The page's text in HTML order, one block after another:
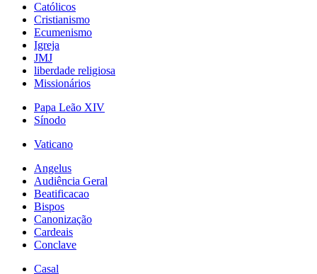
Católicos
Cristianismo
Ecumenismo
Igreja
JMJ
liberdade religiosa
Missionários
Papa Leão XIV
Sínodo
Vaticano
Angelus
Audiência Geral
Beatificacao
Bispos
Canonização
Cardeais
Conclave
Casal